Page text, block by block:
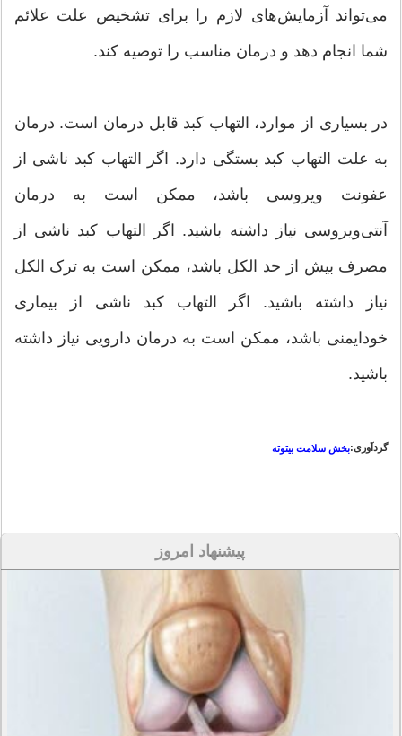
می‌تواند آزمایش‌های لازم را برای تشخیص علت علائم
شما انجام دهد و درمان مناسب را توصیه کند.
در بسیاری از موارد، التهاب کبد قابل درمان است. درمان
به علت التهاب کبد بستگی دارد. اگر التهاب کبد ناشی از
عفونت ویروسی باشد، ممکن است به درمان
آنتی‌ویروسی نیاز داشته باشید. اگر التهاب کبد ناشی از
مصرف بیش از حد الکل باشد، ممکن است به ترک الکل
نیاز داشته باشید. اگر التهاب کبد ناشی از بیماری
خودایمنی باشد، ممکن است به درمان دارویی نیاز داشته
باشید.
گردآوری:بخش سلامت بیتوته
پیشنهاد امروز